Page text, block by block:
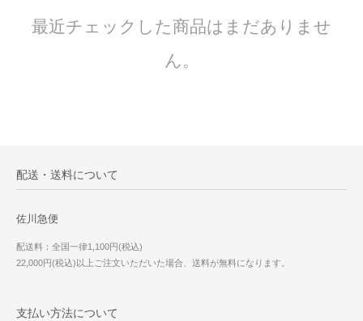
最近チェックした商品はまだありませ
ん。
配送・送料について
佐川急便
配送料：全国一律1,100円(税込)
22,000円(税込)以上ご注文いただいた場合、送料が無料になります。
支払い方法について